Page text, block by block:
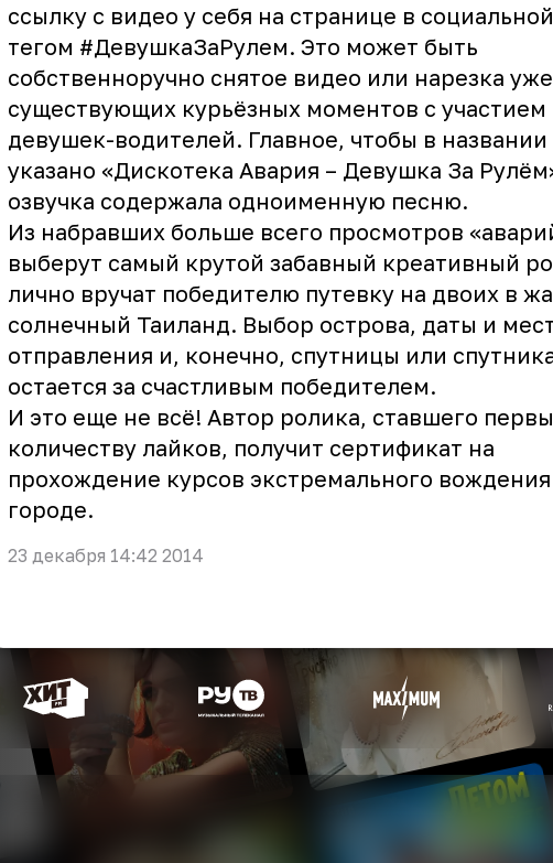
ссылку с видео у себя на странице в
тегом ‪#‎ДевушкаЗаРулем. Это может быть
собственноручно снятое видео или нарезка уже
существующих курьёзных моментов с участием
девушек-водителей. Главное, чтобы в
указано «Дискотека Авария – Девушка За
озвучка содержала одноименную песню.
Из набравших больше всего просмотров
выберут самый крутой забавный креативный
лично вручат победителю путевку на двоих в
солнечный Таиланд. Выбор острова, даты и
отправления и, конечно, спутницы или
остается за счастливым победителем.
И это еще не всё! Автор ролика, ставшего
количеству лайков, получит сертификат на
прохождение курсов экстремального
городе.
23 декабря 14:42 2014